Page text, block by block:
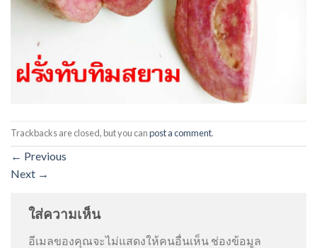
Trackbacks are closed, but you canpost a comment.
← Previous
Next →
ใส่ความเห็น
อีเมลของคุณจะไม่แสดงให้คนอื่นเห็น ช่องข้อมูล